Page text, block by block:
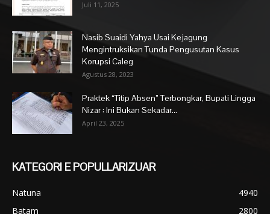
Juli 11, 2025
Nasib Suaidi Yahya Usai Kejagung
Mengintruksikan Tunda Pengusutan Kasus
Korupsi Caleg
Agustus 28, 2023
Praktek “Titip Absen” Terbongkar, Bupati Lingga
Nizar : Ini Bukan Sekadar...
April 23, 2025
KATEGORI E POPULLARIZUAR
Natuna
4940
Batam
2800